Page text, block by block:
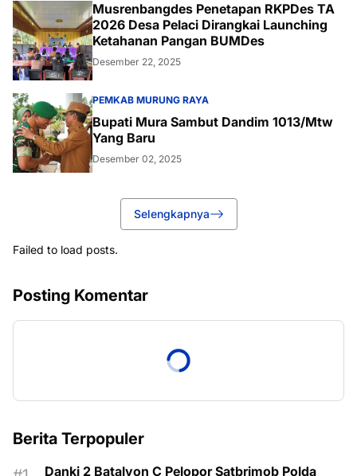
Musrenbangdes Penetapan RKPDes TA
2026 Desa Pelaci Dirangkai Launching
Ketahanan Pangan BUMDes
Desember 22, 2025
PEMKAB MURUNG RAYA
Bupati Mura Sambut Dandim 1013/Mtw
Yang Baru
Desember 02, 2025
Selengkapnya
Failed to load posts.
Posting Komentar
Berita Terpopuler
Danki 2 Batalyon C Pelopor Satbrimob Polda